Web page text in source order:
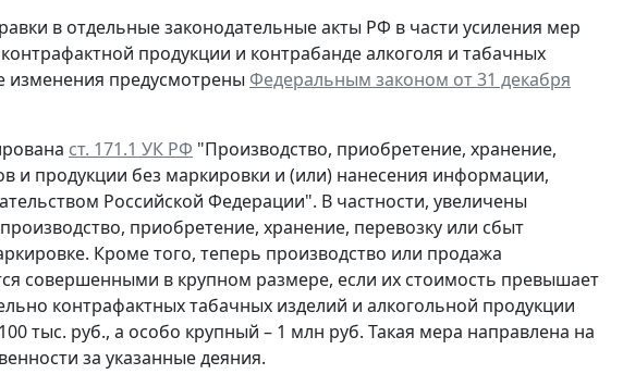
в отдельные законодательные акты РФ в части усиления мер
продукции и контрабанде алкоголя и табачных
изменения предусмотрены Федеральным законом от 31 декабря
ст. 171.1 УК РФ "Производство, приобретение, хранение,
и продукции без маркировки и (или) нанесения информации,
Российской Федерации". В частности, увеличены
приобретение, хранение, перевозку или сбыт
Кроме того, теперь производство или продажа
совершенными в крупном размере, если их стоимость превышает
контрафактных табачных изделий и алкогольной продукции
тыс. руб., а особо крупный – 1 млн руб. Такая мера направлена на
за указанные деяния.